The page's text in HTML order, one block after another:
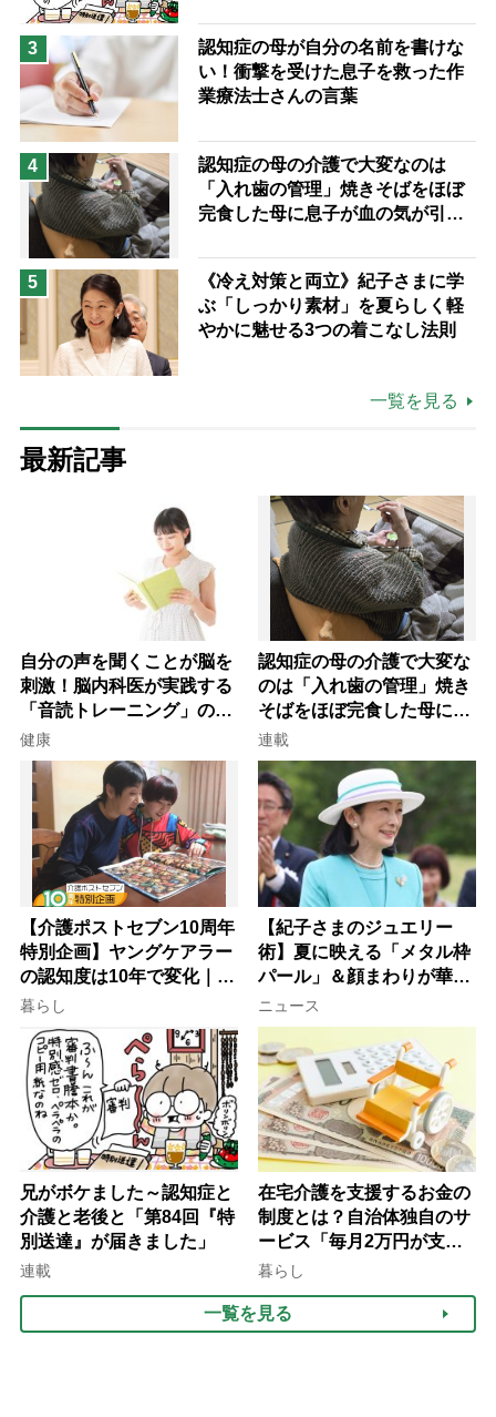
3
認知症の母が自分の名前を書けな
い！衝撃を受けた息子を救った作
業療法士さんの言葉
4
認知症の母の介護で大変なのは
「入れ歯の管理」焼きそばをほぼ
完食した母に息子が血の気が引い
5
《冷え対策と両立》紀子さまに学
ぶ「しっかり素材」を夏らしく軽
やかに魅せる3つの着こなし法則
一覧を見る
最新記事
自分の声を聞くことが脳を
刺激！脳内科医が実践する
「音読トレーニング」の極
意
健康
認知症の母の介護で大変な
のは「入れ歯の管理」焼き
そばをほぼ完食した母に息
子が血の気が引いた理由
連載
【介護ポストセブン10周年
特別企画】ヤングケアラー
の認知度は10年で変化｜流
行語大賞にノミネート、法
律にも明記されたが果たし
て現在は？
暮らし
【紀子さまのジュエリー
術】夏に映える「メタル枠
パール」＆顔まわりが華や
ぐ「揺れる一粒」の使い分
け方
ニュース
兄がボケました～認知症と
介護と老後と「第84回『特
別送達』が届きました」
連載
在宅介護を支援するお金の
制度とは？自治体独自のサ
ービス「毎月2万円が支給
される」ケースも【FP解
暮らし
一覧を見る